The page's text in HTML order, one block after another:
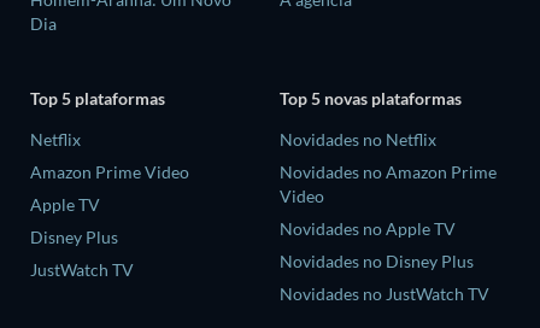
Dia
Top 5 plataformas
Netflix
Amazon Prime Video
Apple TV
Disney Plus
JustWatch TV
Top 5 novas plataformas
Novidades no Netflix
Novidades no Amazon Prime
Video
Novidades no Apple TV
Novidades no Disney Plus
Novidades no JustWatch TV